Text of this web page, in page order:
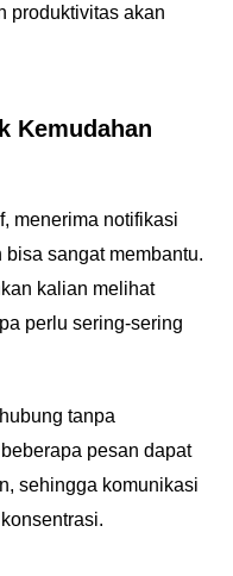
produktivitas akan
Kemudahan
menerima notifikasi
sangat membantu.
kalian melihat
perlu sering-sering
tanpa
pesan dapat
sehingga komunikasi